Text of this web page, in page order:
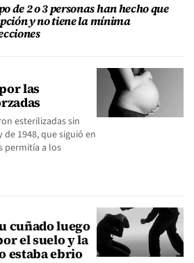
de 2 o 3 personas han hecho que
y no tiene la mínima
las
esterilizadas sin
1948, que siguió en
permitía a los
cuñado luego
el suelo y la
estaba ebrio